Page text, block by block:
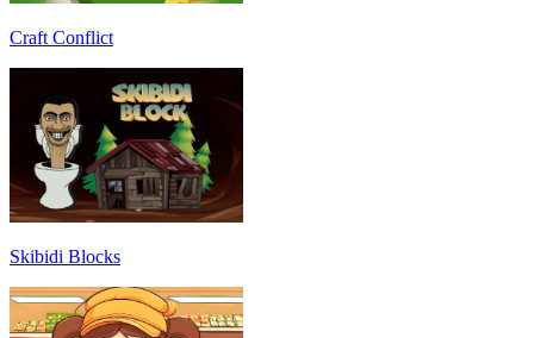
Craft Conflict
Skibidi Blocks